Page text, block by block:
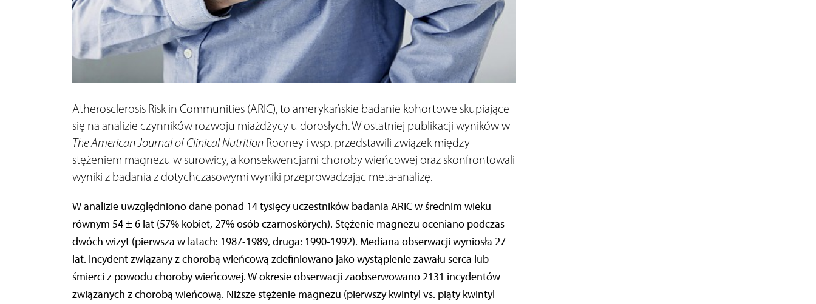
Atherosclerosis Risk in Communities (ARIC), to amerykańskie badanie kohortowe skupiające
się na analizie czynników rozwoju miażdżycy u dorosłych. W ostatniej publikacji wyników w
The American Journal of Clinical NutritionRooney i wsp. przedstawili związek między
stężeniem magnezu w surowicy, a konsekwencjami choroby wieńcowej oraz skonfrontowali
wyniki z badania z dotychczasowymi wyniki przeprowadzając meta-analizę.
W analizie uwzględniono dane ponad 14 tysięcy uczestników badania ARIC w średnim wieku
równym 54 ± 6 lat (57% kobiet, 27% osób czarnoskórych). Stężenie magnezu oceniano podczas
dwóch wizyt (pierwsza w latach: 1987-1989, druga: 1990-1992). Mediana obserwacji wyniosła 27
lat. Incydent związany z chorobą wieńcową zdefiniowano jako wystąpienie zawału serca lub
śmierci z powodu choroby wieńcowej. W okresie obserwacji zaobserwowano 2131 incydentów
związanych z chorobą wieńcową. Niższe stężenie magnezu (pierwszy kwintyl vs. piąty kwintyl